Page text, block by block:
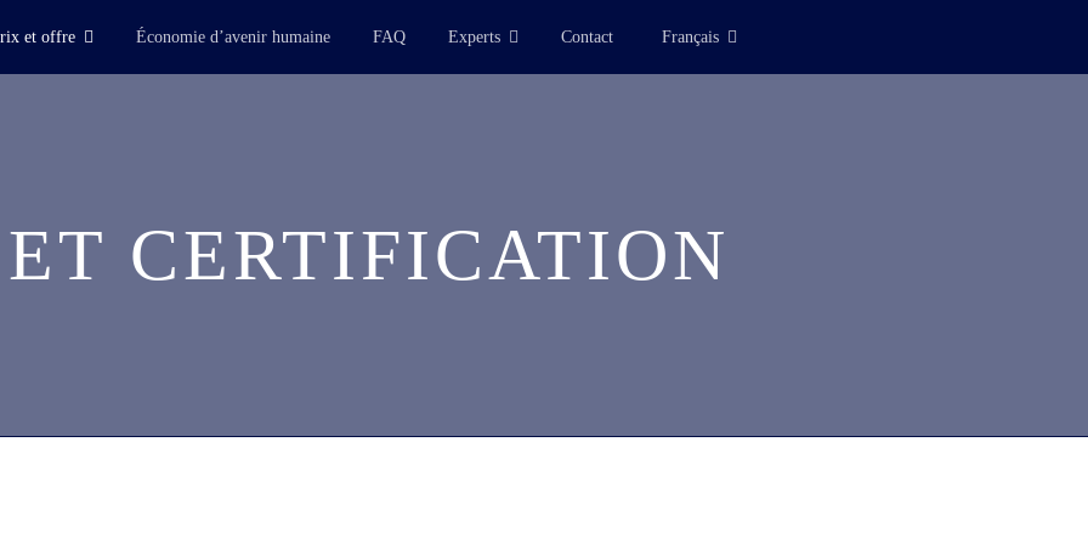
et offre Économie d’avenir humaine FAQ Experts Contact Français
CERTIFICATION